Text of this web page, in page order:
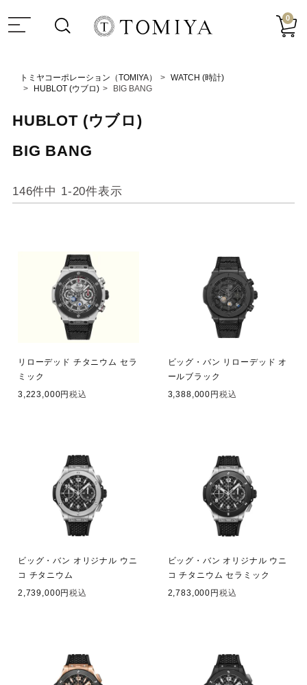
0
トミヤコーポレーション（TOMIYA）
WATCH (時計)
HUBLOT (ウブロ)
BIG BANG
HUBLOT (ウブロ)
BIG BANG
146件中 1-20件表示
リローデッド チタニウム セラ
ミック
3,223,000
税込
ビッグ・バン リローデッド オ
ールブラック
3,388,000
税込
ビッグ・バン オリジナル ウニ
コ チタニウム
2,739,000
税込
ビッグ・バン オリジナル ウニ
コ チタニウム セラミック
2,783,000
税込